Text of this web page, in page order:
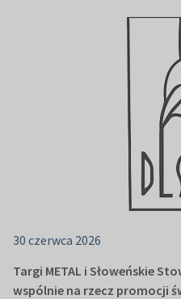
30 czerwca 2026
Targi METAL i Słoweńskie
wspólnie na rzecz promocji